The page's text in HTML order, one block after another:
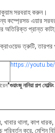
সরবরাহ করুন।
কম্প্রেসড এয়ার
অতিরিক্ত প্রান্ত
ত্রুটি, তারপর
https://
"গুয়াংজু নানিয়া পল্প
থালা, কাপ ধারক,
পরিবর্তন করে, মেশিন